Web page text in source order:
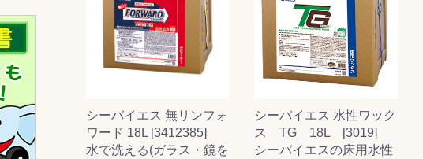
シーバイエス 無リンフォ
ワード 18L [3412385]
水で洗える(ガラス・鏡を
シーバイエス 水性ワック
ス TG 18L [3019]
シーバイエスの床用水性